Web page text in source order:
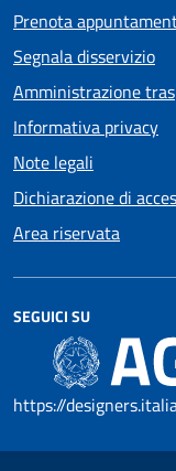
Prenota
Segnala disservizio
Amministrazione
Informativa privacy
Note legali
Dichiarazione di
Area riservata
SEGUICI SU
https://